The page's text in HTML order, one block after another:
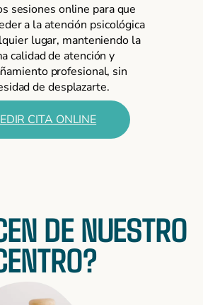
sesiones online para que
a la atención psicológica
lugar, manteniendo la
calidad de atención y
profesional, sin
de desplazarte.
CITA ONLINE
DE NUESTRO